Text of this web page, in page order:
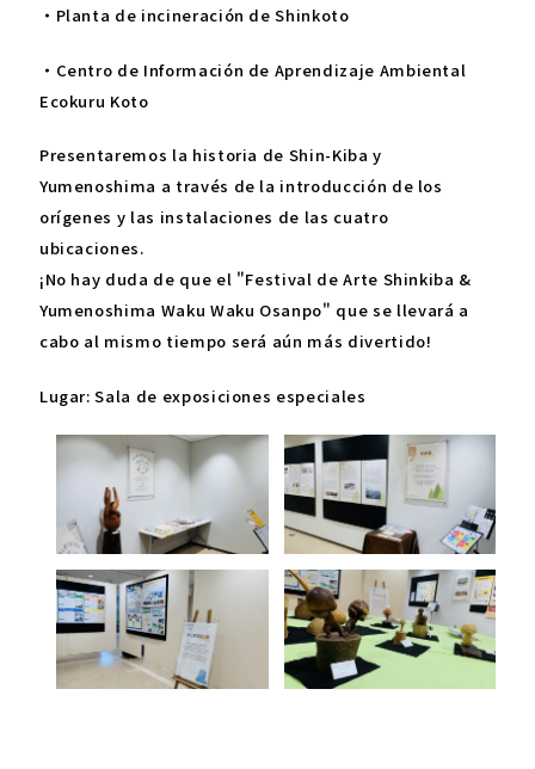
・Planta de incineración de Shinkoto
・Centro de Información de Aprendizaje Ambiental
Ecokuru Koto
Presentaremos la historia de Shin-Kiba y
Yumenoshima a través de la introducción de los
orígenes y las instalaciones de las cuatro
ubicaciones.
¡No hay duda de que el "Festival de Arte Shinkiba &
Yumenoshima Waku Waku Osanpo" que se llevará a
cabo al mismo tiempo será aún más divertido!
Lugar: Sala de exposiciones especiales